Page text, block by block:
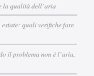
la qualità dell’aria
quali verifiche fare
il problema non è l’aria,